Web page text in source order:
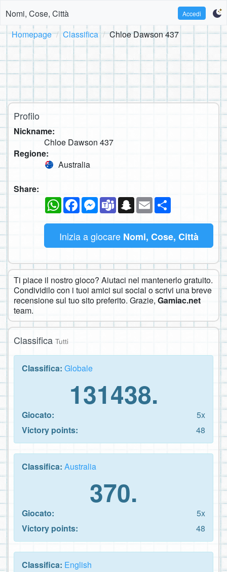
Nomi, Cose, Città Accedi
Homepage Classifica Chloe Dawson 437
Profilo
Nickname:
Chloe Dawson 437
Regione:
Australia
Share:
WhatsAppFacebookMessenger
TeamsSnapchat
Email
Inizia a giocare Nomi, Cose, Città
Ti piace il nostro gioco? Aiutaci nel mantenerlo gratuito.
Condividilo con i tuoi amici sui social o scrivi una breve
recensione sul tuo sito preferito. Grazie, Gamiac.net
team.
Classifica Tutti
Classifica: Globale
131438.
Giocato:
5x
Victory points:
48
Classifica: Australia
370.
Giocato:
5x
Victory points:
48
Classifica: English